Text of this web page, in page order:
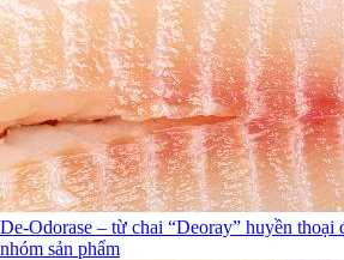
De-Odorase – từ chai “Deoray” huyền thoại
nhóm sản phẩm